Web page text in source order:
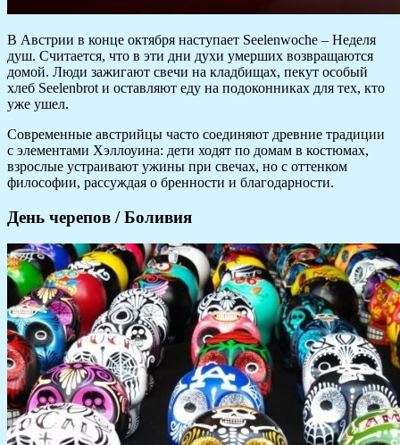
В Австрии в конце октября наступает Seelenwoche – Неделя
душ. Считается, что в эти дни духи умерших возвращаются
домой. Люди зажигают свечи на кладбищах, пекут особый
хлеб Seelenbrot и оставляют еду на подоконниках для тех, кто
уже ушел.
Современные австрийцы часто соединяют древние традиции
с элементами Хэллоуина: дети ходят по домам в костюмах,
взрослые устраивают ужины при свечах, но с оттенком
философии, рассуждая о бренности и благодарности.
День черепов / Боливия